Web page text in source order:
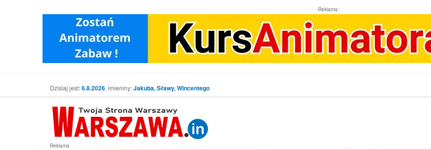
Reklama:
Dzisiaj jest:6.8.2026, imieniny:Jakuba, Sławy, Wincentego
Reklama